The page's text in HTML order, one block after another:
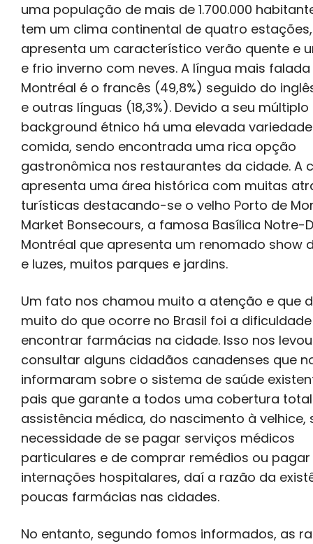
uma população de mais de 1.700.000
tem um clima continental de quatro
apresenta um característico verão quente e
e frio inverno com neves. A língua mais
Montréal é o francês (49,8%) seguido do
e outras línguas (18,3%). Devido a seu múltiplo
background étnico há uma elevada
comida, sendo encontrada uma rica opção
gastronômica nos restaurantes da cidade. A
apresenta uma área histórica com muitas
turísticas destacando-se o velho Porto de
Market Bonsecours, a famosa Basílica Notre-
Montréal que apresenta um renomado show
e luzes, muitos parques e jardins.
Um fato nos chamou muito a atenção e que
muito do que ocorre no Brasil foi a
encontrar farmácias na cidade. Isso nos
consultar alguns cidadãos canadenses que
informaram sobre o sistema de saúde
pais que garante a todos uma cobertura
assistência médica, do nascimento à velhice,
necessidade de se pagar serviços médicos
particulares e de comprar remédios ou pagar
internações hospitalares, daí a razão da
poucas farmácias nas cidades.
No entanto, segundo fomos informados, as